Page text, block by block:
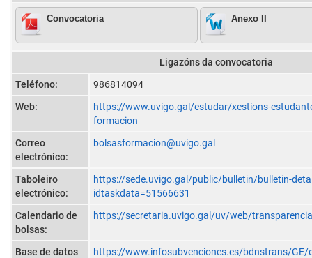
Convocatoria Anexo II
Ligazóns da convocatoria
Teléfono:
986814094
Web:
https://www.uvigo.gal/estudar/xestions-
formacion
Correo
electrónico:
bolsasformacion@uvigo.gal
Taboleiro
electrónico:
https://sede.uvigo.gal/public/bulletin/bulletin-
idtaskdata=51566631
Calendario de
bolsas:
https://secretaria.uvigo.gal/uv/web/
Base de datos
https://www.infosubvenciones.es/bdnstrans/